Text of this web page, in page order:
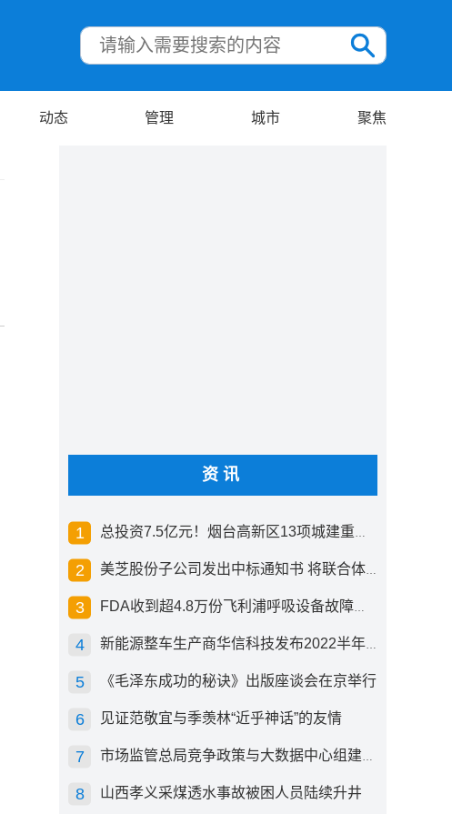
动态 管理 城市 聚焦
资讯
总投资7.5亿元！烟台高新区13项城建重点工程开工
美芝股份子公司发出中标通知书 将联合体中标1.36亿元总承包项目
FDA收到超4.8万份飞利浦呼吸设备故障报告 其中44份死亡案例
新能源整车生产商华信科技发布2022半年度报告 同比下滑2.92%
《毛泽东成功的秘诀》出版座谈会在京举行
见证范敬宜与季羡林“近乎神话”的友情
市场监管总局竞争政策与大数据中心组建成立
山西孝义采煤透水事故被困人员陆续升井